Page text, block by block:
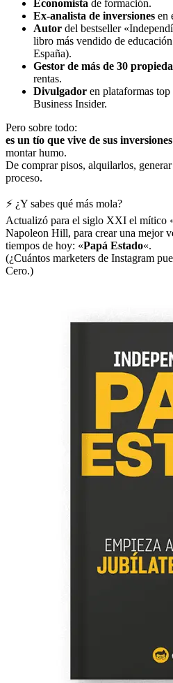
Economista de formación.
Ex-analista de inversiones en
Autor del bestseller
libro más vendido de
España).
Gestor de más de 30
rentas.
Divulgador en plataformas
Business Insider.
Pero sobre todo:
es un tío que vive de sus inversiones
montar humo.
De comprar pisos, alquilarlos,
proceso.
⚡ ¿Y sabes qué más mola?
Actualizó para el siglo XXI el mítico
Napoleon Hill, para crear una mejor
tiempos de hoy: «Papá Estado«.
(¿Cuántos marketers de Instagram
Cero.)